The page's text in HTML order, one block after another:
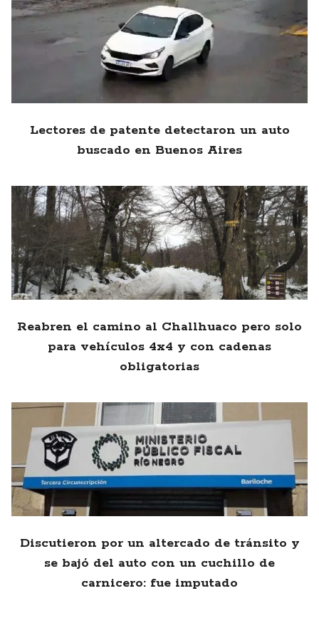
Lectores de patente detectaron un auto
buscado en Buenos Aires
Reabren el camino al Challhuaco pero solo
para vehículos 4x4 y con cadenas
obligatorias
Discutieron por un altercado de tránsito y
se bajó del auto con un cuchillo de
carnicero: fue imputado